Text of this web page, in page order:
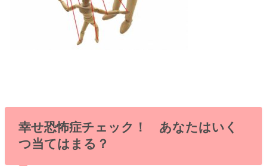
幸せ恐怖症チェック！ あなたはいく
つ当てはまる？